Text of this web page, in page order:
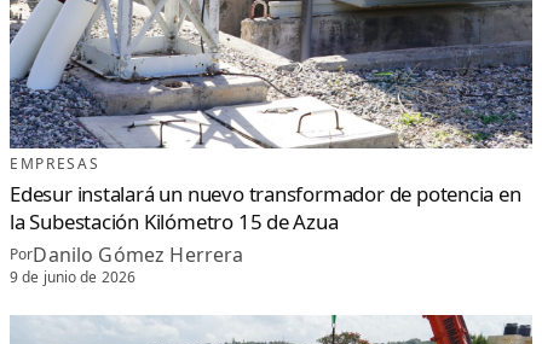
E
A
U
A
EMPRESAS
Edesur instalará un nuevo transformador de potencia en
la Subestación Kilómetro 15 de Azua
PorDanilo Gómez Herrera
9 de junio de 2026